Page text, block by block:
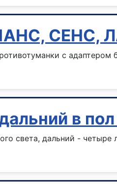
СЕНС,
с адаптером
в
света, дальний -